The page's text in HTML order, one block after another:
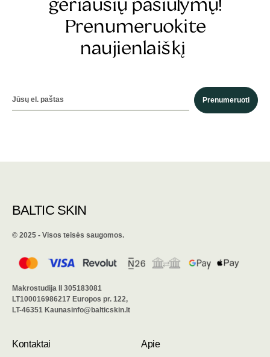
Prenumeruokite
naujienlaiškį
Prenumeruoti
BALTIC SKIN
©️ 2025 - Visos teisės saugomos.
Kontaktai Apie
Makrostudija II 305183081
LT100016986217 Europos pr. 122,
LT-46351 Kaunasinfo@balticskin.lt